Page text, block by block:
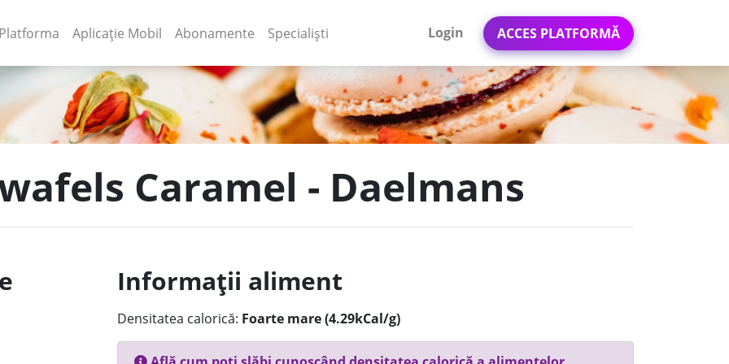
(current)
Aplicație Mobil (current)
Abonamente Specialiști Login ACCES PLATFORMĂ
Caramel - Daelmans
Informații aliment
Densitatea calorică: Foarte mare (4.29kCal/g)